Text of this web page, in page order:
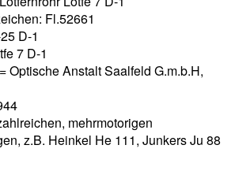
Fl.52661
D-1
7 D-1
Optische Anstalt Saalfeld G.m.b.H,
mehrmotorigen
z.B. Heinkel He 111, Junkers Ju 88